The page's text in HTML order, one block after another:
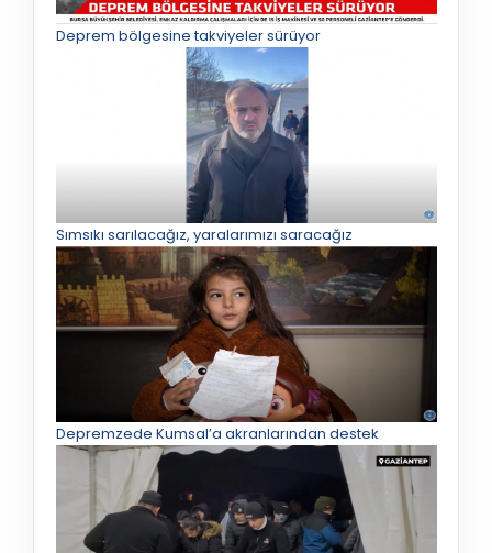
Deprem bölgesine takviyeler sürüyor
Sımsıkı sarılacağız, yaralarımızı saracağız
Depremzede Kumsal’a akranlarından destek